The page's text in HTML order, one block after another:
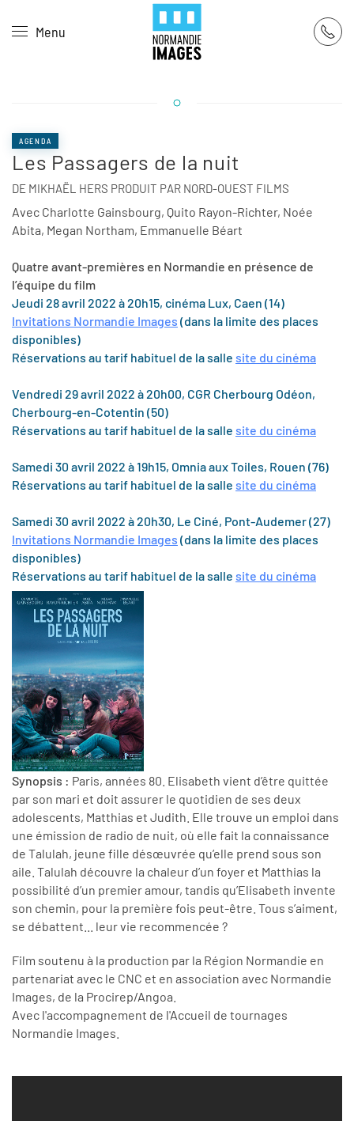
Skip to main content
Menu
AGENDA
Les Passagers de la nuit
DE MIKHAËL HERS PRODUIT PAR NORD-OUEST FILMS
Avec Charlotte Gainsbourg, Quito Rayon-Richter, Noée
Abita, Megan Northam, Emmanuelle Béart
Quatre avant-premières en Normandie en présence de
l’équipe du film
Jeudi 28 avril 2022 à 20h15, cinéma Lux, Caen (14)
Invitations Normandie Images (dans la limite des places
disponibles)
Réservations au tarif habituel de la salle site du cinéma
Vendredi 29 avril 2022 à 20h00, CGR Cherbourg Odéon,
Cherbourg-en-Cotentin (50)
Réservations au tarif habituel de la salle site du cinéma
Samedi 30 avril 2022 à 19h15, Omnia aux Toiles, Rouen (76)
Réservations au tarif habituel de la salle site du cinéma
Samedi 30 avril 2022 à 20h30, Le Ciné, Pont-Audemer (27)
Invitations Normandie Images (dans la limite des places
disponibles)
Réservations au tarif habituel de la salle site du cinéma
Synopsis : Paris, années 80. Elisabeth vient d’être quittée
par son mari et doit assurer le quotidien de ses deux
adolescents, Matthias et Judith. Elle trouve un emploi dans
une émission de radio de nuit, où elle fait la connaissance
de Talulah, jeune fille désœuvrée qu’elle prend sous son
aile. Talulah découvre la chaleur d’un foyer et Matthias la
possibilité d’un premier amour, tandis qu’Elisabeth invente
son chemin, pour la première fois peut-être. Tous s’aiment,
se débattent... leur vie recommencée ?
Film soutenu à la production par la Région Normandie en
partenariat avec le CNC et en association avec Normandie
Images, de la Procirep/Angoa.
Avec l'accompagnement de l'Accueil de tournages
Normandie Images.
Panneau de gestion des cookies